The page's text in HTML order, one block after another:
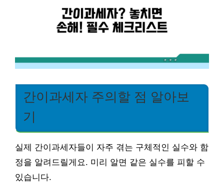
간이과세자 주의할 점 알아보
기
실제 간이과세자들이 자주 겪는 구체적인 실수와 함
정을 알려드릴게요. 미리 알면 같은 실수를 피할 수
있습니다.